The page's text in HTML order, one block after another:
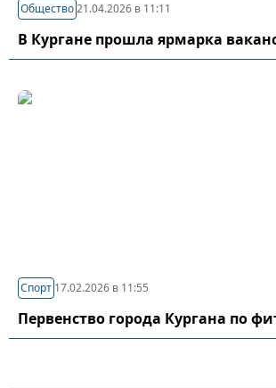
Общество21.04.2026 в 11:11
В Кургане прошла ярмарка
Спорт 17.02.2026 в 11:55
Первенство города Кургана по